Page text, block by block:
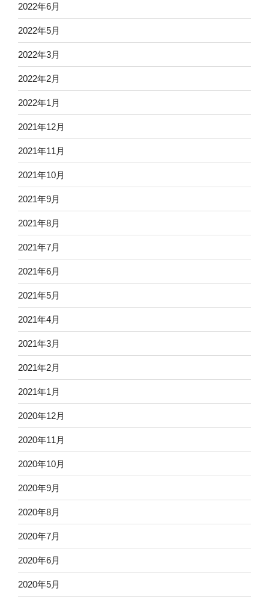
2022年6月
2022年5月
2022年3月
2022年2月
2022年1月
2021年12月
2021年11月
2021年10月
2021年9月
2021年8月
2021年7月
2021年6月
2021年5月
2021年4月
2021年3月
2021年2月
2021年1月
2020年12月
2020年11月
2020年10月
2020年9月
2020年8月
2020年7月
2020年6月
2020年5月